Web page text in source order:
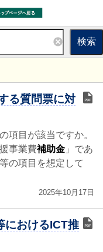
検索
る質問票に対
項目が該当ですか。
事業費補助金 」であ
の項目を想定して
2025年10月17日
におけるICT推